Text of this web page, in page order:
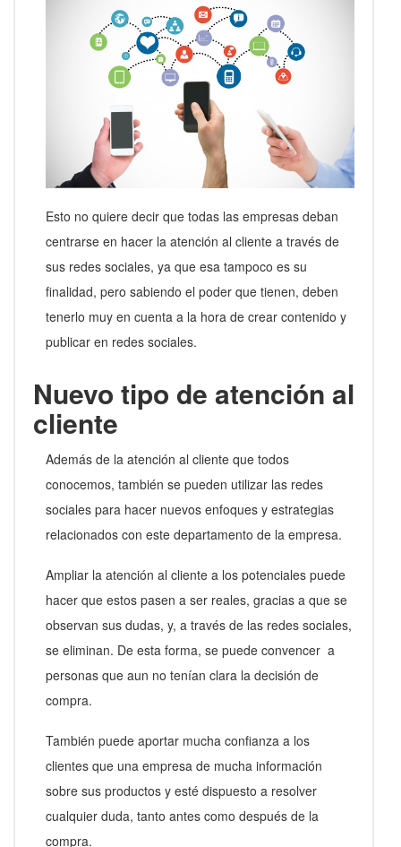
Esto no quiere decir que todas las empresas deban
centrarse en hacer la atención al cliente a través de
sus redes sociales, ya que esa tampoco es su
finalidad, pero sabiendo el poder que tienen, deben
tenerlo muy en cuenta a la hora de crear contenido y
publicar en redes sociales.
Nuevo tipo de atención al
cliente
Además de la atención al cliente que todos
conocemos, también se pueden utilizar las redes
sociales para hacer nuevos enfoques y estrategias
relacionados con este departamento de la empresa.
Ampliar la atención al cliente a los potenciales puede
hacer que estos pasen a ser reales, gracias a que se
observan sus dudas, y, a través de las redes sociales,
se eliminan. De esta forma, se puede convencer a
personas que aun no tenían clara la decisión de
compra.
También puede aportar mucha confianza a los
clientes que una empresa de mucha información
sobre sus productos y esté dispuesto a resolver
cualquier duda, tanto antes como después de la
compra.